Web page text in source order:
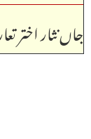
جاں نثار اختر